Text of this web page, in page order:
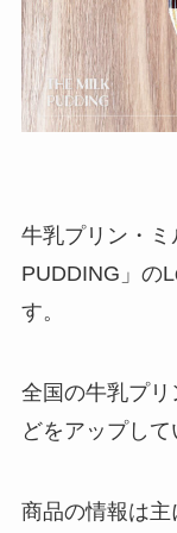
牛乳プリン・
PUDDING」の
す。
全国の牛乳プ
どをアップして
商品の情報は主